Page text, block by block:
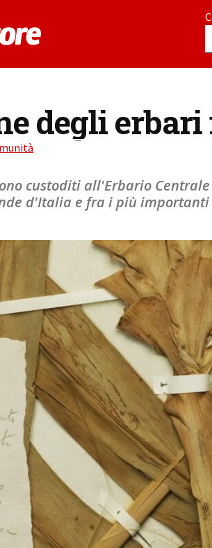
degli
custoditi all'Erbario
d'Italia e fra i più